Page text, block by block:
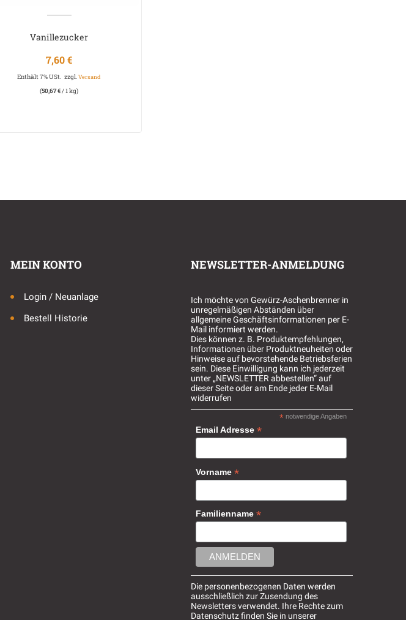
Vanillezucker
7,60€
Enthält 7% USt.
(50,67€/ 1 kg)
zzgl.Versand
MEIN KONTO
Login / Neuanlage
Bestell Historie
NEWSLETTER-ANMELDUNG
Ich möchte von Gewürz-Aschenbrenner in
unregelmäßigen Abständen über
allgemeine Geschäftsinformationen per E-
Mail informiert werden.
Dies können z. B. Produktempfehlungen,
Informationen über Produktneuheiten oder
Hinweise auf bevorstehende Betriebsferien
sein. Diese Einwilligung kann ich jederzeit
unter „NEWSLETTER abbestellen“ auf
dieser Seite oder am Ende jeder E-Mail
widerrufen
*notwendige Angaben
Email Adresse *
Vorname *
Familienname *
Die personenbezogenen Daten werden
ausschließlich zur Zusendung des
Newsletters verwendet. Ihre Rechte zum
Datenschutz finden Sie in unserer